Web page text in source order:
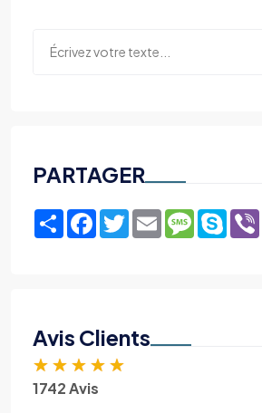
PARTAGER
ShareFacebook
TwitterEmailMessage
Skype
Avis Clients
★ ★ ★ ★ ★
1742 Avis